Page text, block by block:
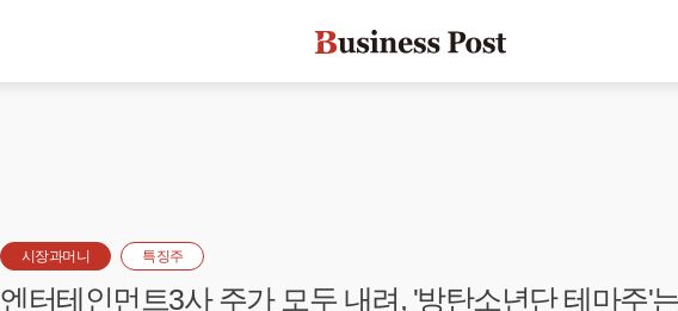
시장과머니 특징주
엔터테인먼트3사 주가 모두 내려, '방탄소년단 테마주'